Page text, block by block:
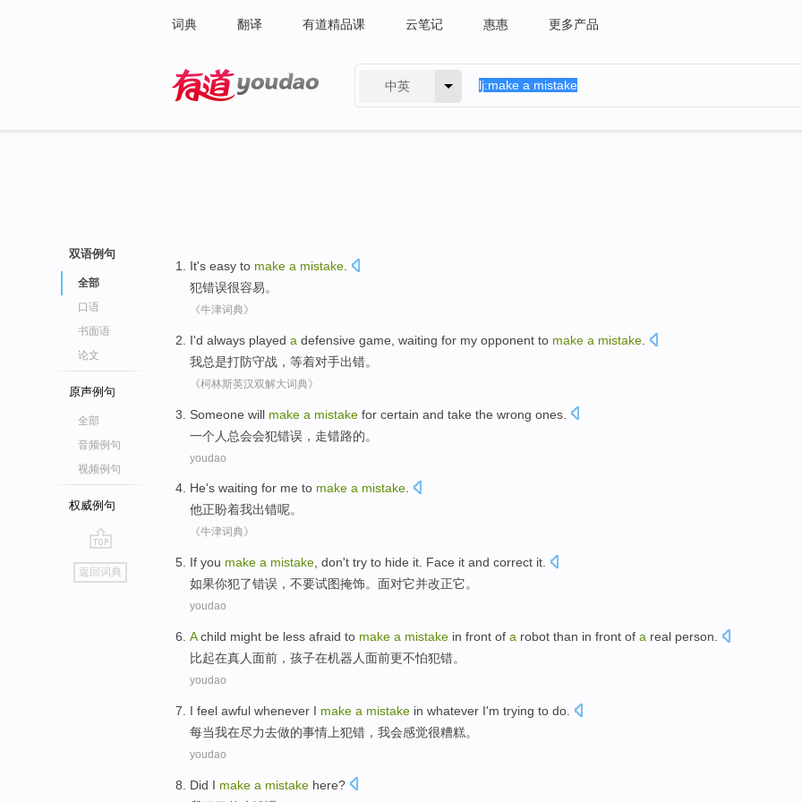
词典 翻译 有道精品课 云笔记 惠惠 更多产品
中英
双语例句
全部
口语
书面语
论文
原声例句
全部
音频例句
视频例句
权威例句
go
top
返回词典
It's easy to make a mistake
犯错误很容易。
《牛津词典》
I'd always played a defensive game, waiting for my opponent to make a mistake
我总是打防守战 ， 等着对手出错。
《柯林斯英汉双解大词典》
Someone will make a mistake for certain and take the wrong ones.
一个人总会会犯错误 ， 走错路的。
youdao
He's waiting for me to make a mistake.
他正盼着我出错呢。
《牛津词典》
If you make a mistake , don't try to hide it. Face it and correct it.
如果你犯了错误，不要试图掩饰。面对它并改正它。
youdao
Achild might be less afraid to make a mistake in front of a robot than in front of a real person.
比起在真人面前，孩子在机器人面前更不怕犯错。
youdao
I feel awful whenever I make a mistake in whatever I'm trying to do
每当我在尽力去做的事情上犯错 ， 我会感觉很糟糕。
youdao
Did I make a mistake here?